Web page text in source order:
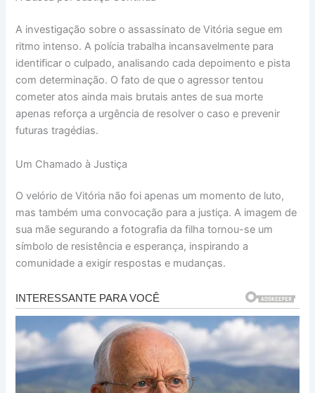
A investigação sobre o assassinato de Vitória segue em
ritmo intenso. A polícia trabalha incansavelmente para
identificar o culpado, analisando cada depoimento e pista
com determinação. O fato de que o agressor tentou
cometer atos ainda mais brutais antes de sua morte
apenas reforça a urgência de resolver o caso e prevenir
futuras tragédias.
Um Chamado à Justiça
O velório de Vitória não foi apenas um momento de luto,
mas também uma convocação para a justiça. A imagem de
sua mãe segurando a fotografia da filha tornou-se um
símbolo de resistência e esperança, inspirando a
comunidade a exigir respostas e mudanças.